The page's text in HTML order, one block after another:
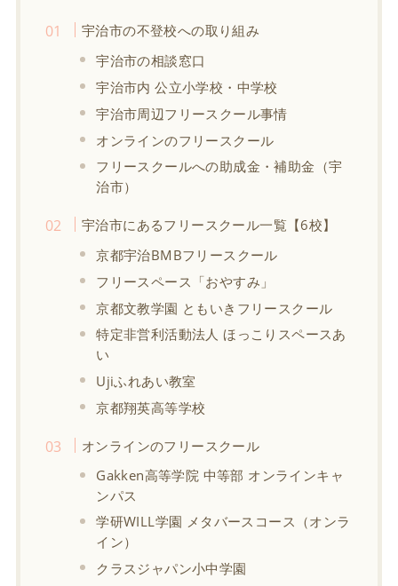
宇治市の不登校への取り組み
宇治市の相談窓口
宇治市内 公立小学校・中学校
宇治市周辺フリースクール事情
オンラインのフリースクール
フリースクールへの助成金・補助金（宇
治市）
宇治市にあるフリースクール一覧【6校】
京都宇治BMBフリースクール
フリースペース「おやすみ」
京都文教学園 ともいきフリースクール
特定非営利活動法人 ほっこりスペースあ
い
Ujiふれあい教室
京都翔英高等学校
オンラインのフリースクール
Gakken高等学院 中等部 オンラインキャ
ンパス
学研WILL学園 メタバースコース（オンラ
イン）
クラスジャパン小中学園